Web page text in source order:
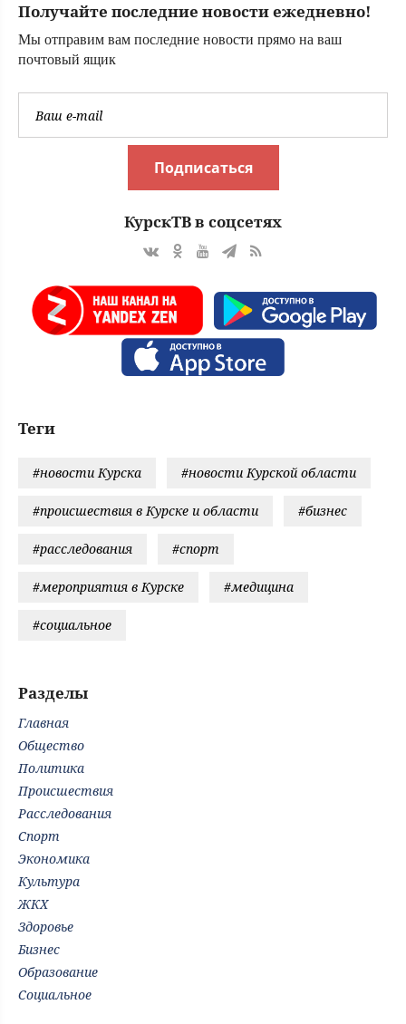
волной удачи с 7
Получайте последние новости ежедневно!
Мы отправим вам последние новости прямо на ваш
почтовый ящик
Подписаться
КурскТВ в соцсетях
Теги
#новости Курска #новости Курской области
#происшествия в Курске и области #бизнес
#расследования #спорт
#мероприятия в Курске #медицина
#социальное
Разделы
Главная
Общество
Политика
Происшествия
Расследования
Спорт
Экономика
Культура
ЖКХ
Здоровье
Бизнес
Образование
Социальное